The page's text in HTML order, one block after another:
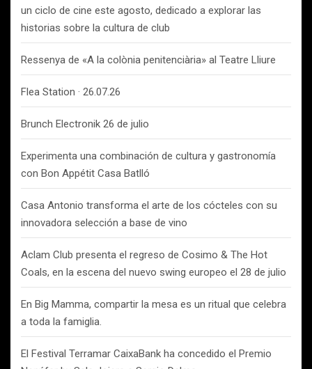
un ciclo de cine este agosto, dedicado a explorar las
historias sobre la cultura de club
Ressenya de «A la colònia penitenciària» al Teatre Lliure
Flea Station · 26.07.26
Brunch Electronik 26 de julio
Experimenta una combinación de cultura y gastronomía
con Bon Appétit Casa Batlló
Casa Antonio transforma el arte de los cócteles con su
innovadora selección a base de vino
Aclam Club presenta el regreso de Cosimo & The Hot
Coals, en la escena del nuevo swing europeo el 28 de julio
En Big Mamma, compartir la mesa es un ritual que celebra
a toda la famiglia.
El Festival Terramar CaixaBank ha concedido el Premio